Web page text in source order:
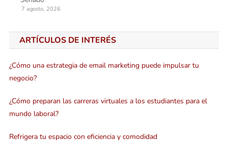
7 agosto, 2026
ARTÍCULOS DE INTERÉS
¿Cómo una estrategia de email marketing puede impulsar tu
negocio?
¿Cómo preparan las carreras virtuales a los estudiantes para el
mundo laboral?
Refrigera tu espacio con eficiencia y comodidad